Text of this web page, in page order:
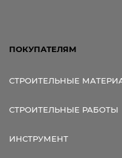
ПОКУПАТЕЛЯМ
СТРОИТЕЛЬНЫЕ
СТРОИТЕЛЬНЫЕ РАБОТЫ
ИНСТРУМЕНТ